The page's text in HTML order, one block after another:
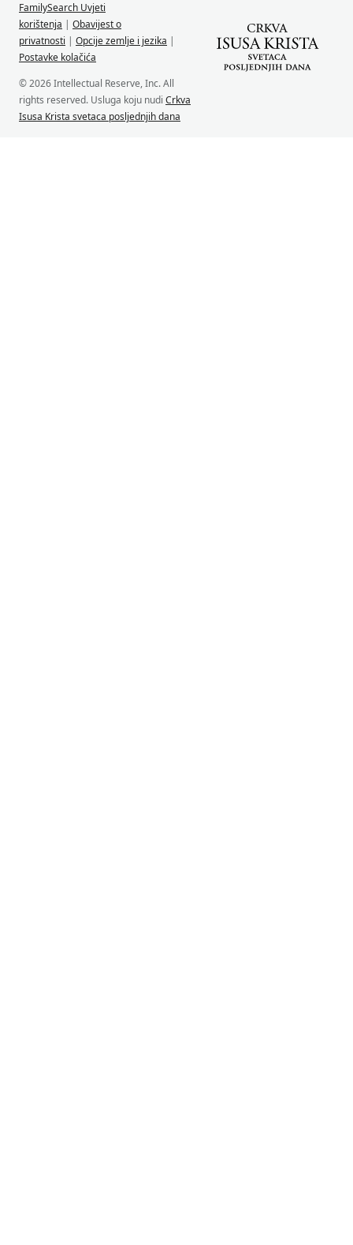
FamilySearch Uvjeti
korištenja | Obavijest o
privatnosti | Opcije zemlje i jezika |
Postavke kolačića
© 2026 Intellectual Reserve, Inc. All
rights reserved. Usluga koju nudi Crkva
Isusa Krista svetaca posljednjih dana